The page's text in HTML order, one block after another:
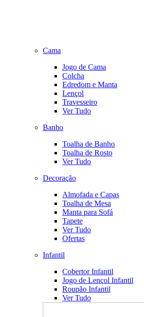
Cama
Jogo de Cama
Colcha
Edredom e Manta
Lençol
Travesseiro
Ver Tudo
Banho
Toalha de Banho
Toalha de Rosto
Ver Tudo
Decoração
Almofada e Capas
Toalha de Mesa
Manta para Sofá
Tapete
Ver Tudo
Ofertas
Infantil
Cobertor Infantil
Jogo de Lençol Infantil
Roupão Infantil
Ver Tudo